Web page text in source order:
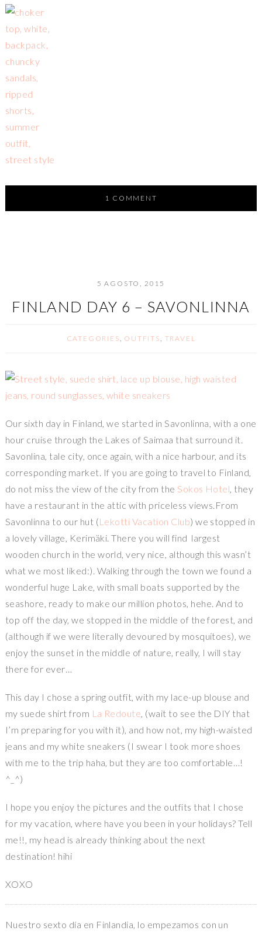
1 COMMENT
5 AGOSTO, 2015
FINLAND DAY 6 – SAVONLINNA
CATEGORIES OUTFITS TRAVEL
Our sixth day in Finland, we started in Savonlinna, with a one
hour cruise through the Lakes of Saimaa that surround it.
Savonlina, tale city, once again, with a nice harbour, and its
corresponding market. If you are going to travel to Finland,
do not miss the view of the city from the Sokos Hotel, they
have a restaurant in the attic with priceless views.From
Savonlinna to our hut (Lekotti Vacation Club) we stopped in
a lovely village, Kerimäki. There you will find largest
wooden church in the world, very nice, although this wasn’t
what we most liked:). Walking through the town we found a
wonderful huge Lake, with small boats supported by the
seashore, ready to make our million photos, hehe. And to
top off the day, we stopped in the middle of the forest, and
(although if we were literally devoured by mosquitoes), we
enjoy the sunset in the middle of nature, really, I will stay
there for ever…
This day I chose a spring outfit, with my lace-up blouse and
my suede shirt from La Redoute, (wait to see the DIY that
I’m preparing for you with it), and how not, my high-waisted
jeans and my white sneakers (I swear I took more shoes
with me to the trip haha, but they are too comfortable…!
^_^)
I hope you enjoy the pictures and the outfits that I chose
for my vacation, where have you been in your holidays? Tell
me!!, my head is already thinking about the next
destination! hihi
XOXO
Nuestro sexto día en Finlandia, lo empezamos con un